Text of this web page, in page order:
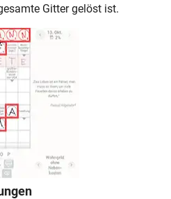
Gitter gelöst ist.